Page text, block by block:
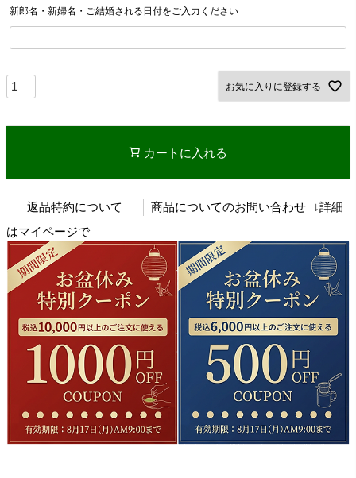
新郎名・新婦名・ご結婚される日付をご入力ください
お気に入りに登録する
カートに入れる
返品特約について 商品についてのお問い合わせ
↓詳細
はマイページで